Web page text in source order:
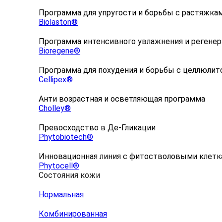
Программа для упругости и борьбы с
Biolaston®
Программа интенсивного увлажнения и
Bioregene®
Программа для похудения и борьбы с
Cellipex®
Анти возрастная и осветляющая программа
Cholley®
Превосходство в Де-Гликации
Phytobiotech®
Инновационная линия с фитостволовыми
Phytocell®
Состояния кожи
Нормальная
Комбинированная